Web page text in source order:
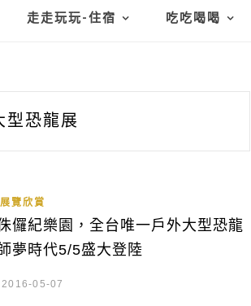
走走玩玩-住宿 吃吃喝喝
型恐龍展
覽欣賞
儸紀樂園，全台唯一戶外大型恐龍
夢時代5/5盛大登陸
2016-05-07